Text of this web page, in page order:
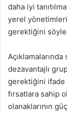
daha iyi
yerel
gerektiğini
dezavantajlı
gerektiğini ifade
fırsatlara sahip
olanaklarının